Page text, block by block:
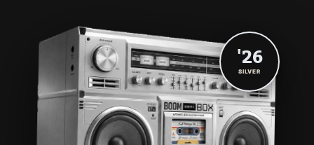
'26
SILVER